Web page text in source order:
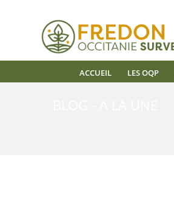
ACCUEIL LES OQP